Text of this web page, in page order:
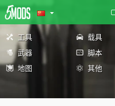
工具 载具
武器
脚本
地图
其他